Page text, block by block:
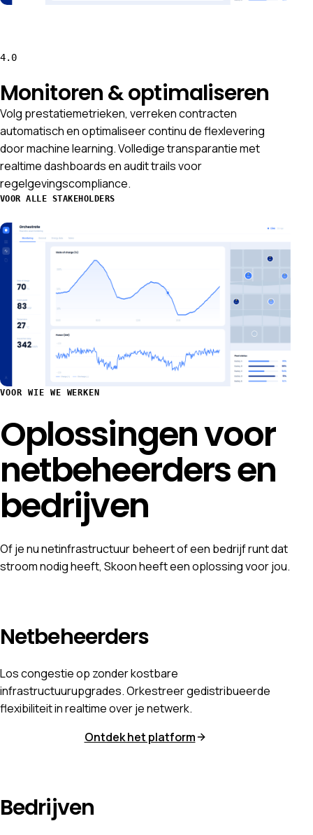
4.0
Monitoren & optimaliseren
Volg prestatiemetrieken, verreken contracten
automatisch en optimaliseer continu de flexlevering
door machine learning. Volledige transparantie met
realtime dashboards en audit trails voor
regelgevingscompliance.
VOOR ALLE STAKEHOLDERS
VOOR WIE WE WERKEN
Oplossingen voor
netbeheerders en
bedrijven
Of je nu netinfrastructuur beheert of een bedrijf runt dat
stroom nodig heeft, Skoon heeft een oplossing voor jou.
Netbeheerders
Los congestie op zonder kostbare
infrastructuurupgrades. Orkestreer gedistribueerde
flexibiliteit in realtime over je netwerk.
Ontdek het platform
Bedrijven